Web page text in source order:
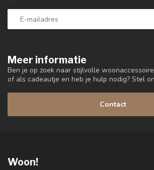
Meer informatie
Ben je op zoek naar stijlvolle
of als cadeautje en heb je hulp nodig? Stel
Contact
Woon!